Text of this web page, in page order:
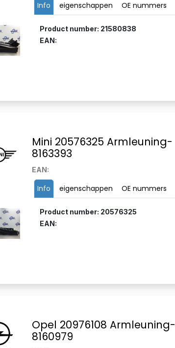
Info eigenschappen OE nummers
Product number: 21580838
EAN:
Mini 20576325 Armleuning-
8163393
EAN:
Info eigenschappen OE nummers
Product number: 20576325
EAN:
Opel 20976108 Armleuning-
8160979